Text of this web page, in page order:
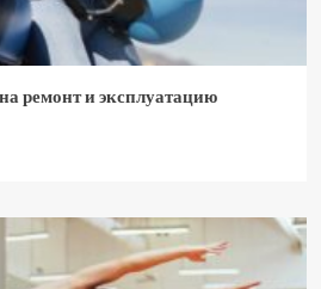
ремонт и эксплуатацию